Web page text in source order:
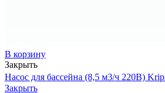
В корзину
Закрыть
Насос для бассейна (8,5 м3/ч 220В)
Закрыть